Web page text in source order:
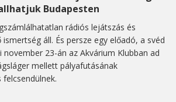
Budapesten
rádiós lejátszás és
áll. És persze egy előadó, a svéd
november 23-án az Akvárium Klubban ad
mellett pályafutásának